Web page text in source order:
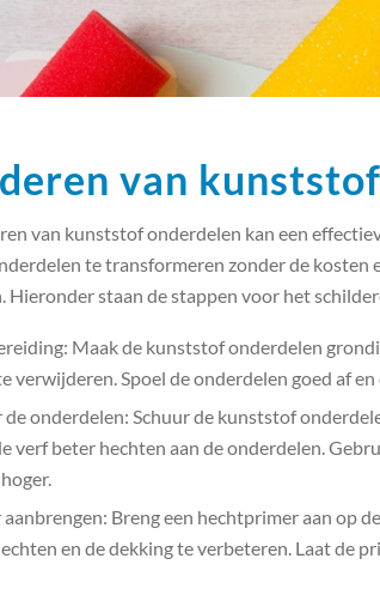
van
van kunststof onderdelen kan een
te transformeren zonder de kosten
Hieronder staan de stappen voor het
Maak de kunststof onderdelen
verwijderen. Spoel de onderdelen goed af
de onderdelen: Schuur de kunststof
verf beter hechten aan de onderdelen.
aanbrengen: Breng een hechtprimer aan op
en de dekking te verbeteren. Laat de